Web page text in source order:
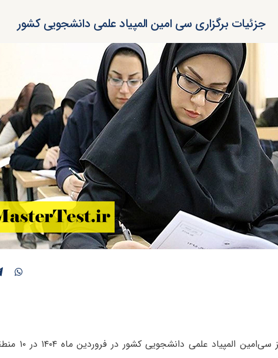
جزئیات برگزاری سی امین المپیاد علمی دانشجویی کشور
مرحله غیرمتمرکز